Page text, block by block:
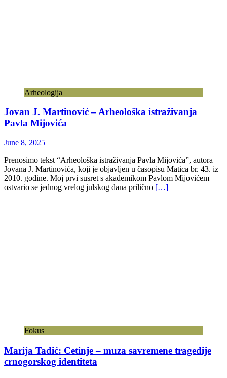
Arheologija
Jovan J. Martinović – Arheološka istraživanja
Pavla Mijovića
June 8, 2025
Prenosimo tekst “Arheološka istraživanja Pavla Mijovića”, autora
Jovana J. Martinovića, koji je objavljen u časopisu Matica br. 43. iz
2010. godine. Moj prvi susret s akademikom Pavlom Mijovićem
ostvario se jednog vrelog julskog dana prilično […]
Fokus
Marija Tadić: Cetinje – muza savremene tragedije
crnogorskog identiteta